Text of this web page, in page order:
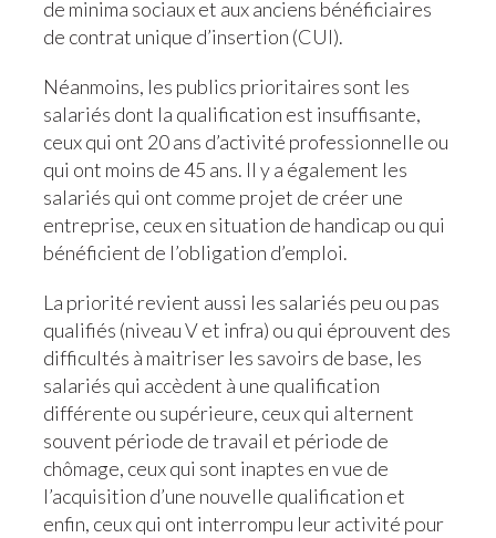
de minima sociaux et aux anciens bénéficiaires
de contrat unique d’insertion (CUI).
Néanmoins, les publics prioritaires sont les
salariés dont la qualification est insuffisante,
ceux qui ont 20 ans d’activité professionnelle ou
qui ont moins de 45 ans. Il y a également les
salariés qui ont comme projet de créer une
entreprise, ceux en situation de handicap ou qui
bénéficient de l’obligation d’emploi.
La priorité revient aussi les salariés peu ou pas
qualifiés (niveau V et infra) ou qui éprouvent des
difficultés à maitriser les savoirs de base, les
salariés qui accèdent à une qualification
différente ou supérieure, ceux qui alternent
souvent période de travail et période de
chômage, ceux qui sont inaptes en vue de
l’acquisition d’une nouvelle qualification et
enfin, ceux qui ont interrompu leur activité pour